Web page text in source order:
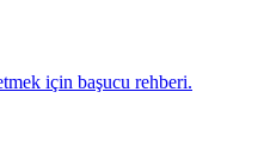
için başucu rehberi.